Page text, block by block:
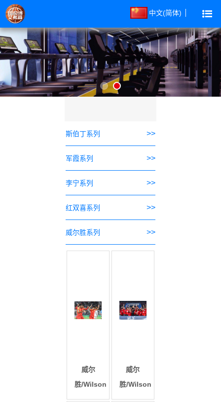
中文(简体)
斯伯丁系列 >>
军霞系列 >>
李宁系列 >>
红双喜系列 >>
威尔胜系列 >>
威尔
胜/Wilson
威尔
胜/Wilson